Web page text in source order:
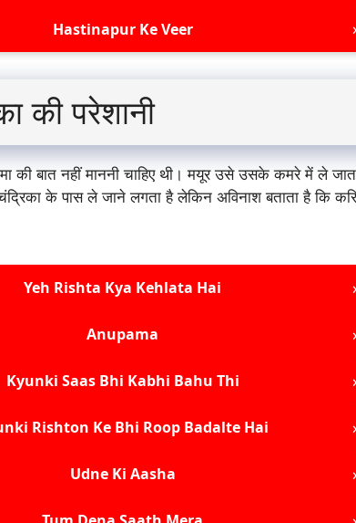
Hastinapur Ke Veer
की परेशानी
की बात नहीं माननी चाहिए थी। मयूर उसे उसके कमरे में ले
के पास ले जाने लगता है लेकिन अविनाश बताता है कि
Yeh Rishta Kya Kehlata Hai
Anupama
Kyunki Saas Bhi Kabhi Bahu Thi
Rishton Ke Bhi Roop Badalte Hai
Udne Ki Aasha